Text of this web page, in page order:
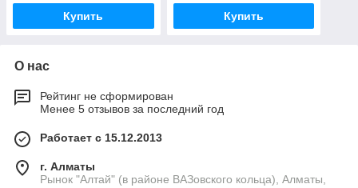
Купить Купить
О нас
Рейтинг не сформирован
Менее 5 отзывов за последний год
Работает с 15.12.2013
г. Алматы
Рынок "Алтай" (в районе ВАЗовского кольца), Алматы,